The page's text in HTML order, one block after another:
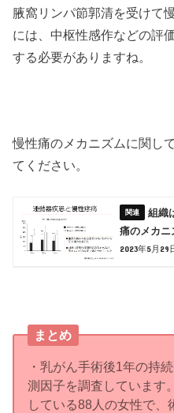
腋窩リンパ節郭清を受けて
には、中枢性感作などの評
する必要がありますね。
慢性痛のメカニズムに関し
てください。
組織
痛のメカニ
2023年5月29
まとめ
・乳がん手術後1年の持
測因子を調査しています
している88人の女性で